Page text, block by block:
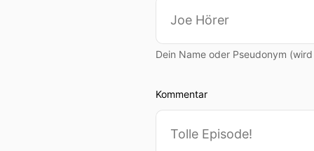
Torsten:Torsten Wird
schon gesehen oder mal
und Ähnlichem, die ja
3D-Druckbubble. Aber
Dimitri Kapetzke:
Dein Name oder Pseudonym
Kommentar